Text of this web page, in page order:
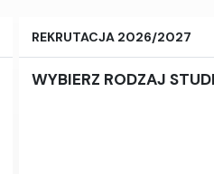
REKRUTACJA 2026/2027
WYBIERZ RODZAJ